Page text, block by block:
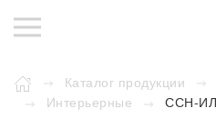
Каталог продукции
Интерьерные
ССН-